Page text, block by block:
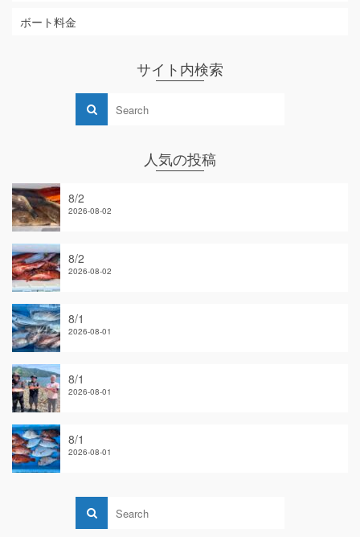
ボート料金
サイト内検索
人気の投稿
8/2
2026-08-02
8/2
2026-08-02
8/1
2026-08-01
8/1
2026-08-01
8/1
2026-08-01